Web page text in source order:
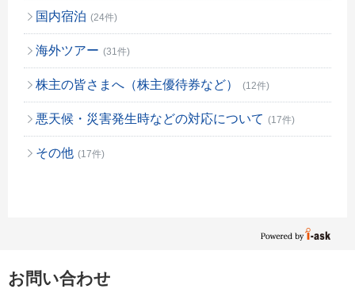
国内宿泊 (24件)
海外ツアー (31件)
株主の皆さまへ（株主優待券など） (12件)
悪天候・災害発生時などの対応について (17件)
その他 (17件)
お問い合わせ